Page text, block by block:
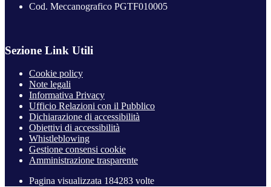
Cod. Meccanografico PGTF010005
Sezione Link Utili
Cookie policy
Note legali
Informativa Privacy
Ufficio Relazioni con il Pubblico
Dichiarazione di accessibilità
Obiettivi di accessibilità
Whistleblowing
Gestione consensi cookie
Amministrazione trasparente
Pagina visualizzata 184283 volte